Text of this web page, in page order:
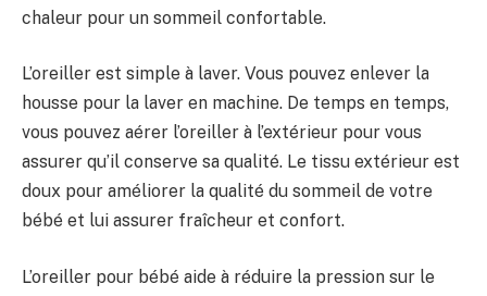
chaleur pour un sommeil confortable.
L’oreiller est simple à laver. Vous pouvez enlever la
housse pour la laver en machine. De temps en temps,
vous pouvez aérer l’oreiller à l’extérieur pour vous
assurer qu’il conserve sa qualité. Le tissu extérieur est
doux pour améliorer la qualité du sommeil de votre
bébé et lui assurer fraîcheur et confort.
L’oreiller pour bébé aide à réduire la pression sur le